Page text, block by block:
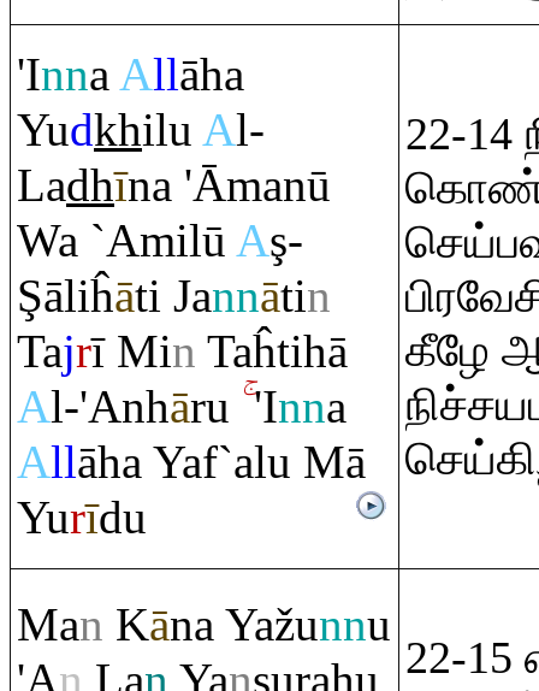
'InnaAllāha
Yudkhilu Al-
Ladhīna 'Āmanū
Wa `Amilū Aş-
Şāliĥāti Jannātin
Tajrī Min Taĥtihā
Al-'Anhāru 'Inna
Allāha Yaf`alu Mā
Yurīdu
22-
கீழே
Man Kāna Yažunnu
'An Lan Yanşurahu
22-